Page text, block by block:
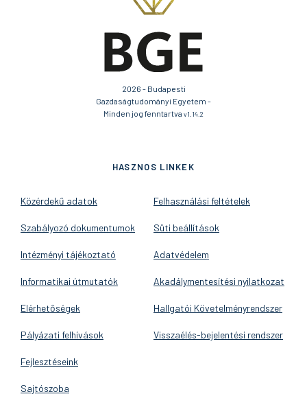
2026 - Budapesti
Gazdaságtudományi Egyetem -
Minden jog fenntartva v1.14.2
HASZNOS LINKEK
Közérdekű adatok
Szabályozó dokumentumok
Intézményi tájékoztató
Informatikai útmutatók
Elérhetőségek
Pályázati felhívások
Fejlesztéseink
Sajtószoba
Felhasználási feltételek
Süti beállítások
Adatvédelem
Akadálymentesítési nyilatkozat
Hallgatói Követelményrendszer
Visszaélés-bejelentési rendszer